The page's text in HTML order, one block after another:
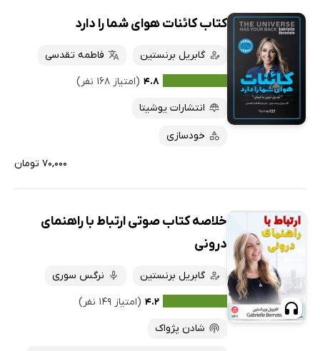
کتاب کائنات هوای شما را دارد
گابریل برنستین
فاطمه تقدسی
۴.۸ (امتیاز ۱۶۸ نفر)
انتشارات یوشیتا
خودسازی
۷۰,۰۰۰ تومان
خلاصه کتاب صوتی ارتباط با راهنمای
درونی
گابریل برنستین
نرگس سوری
۴.۲ (امتیاز ۱۴۹ نفر)
شادن پژواک